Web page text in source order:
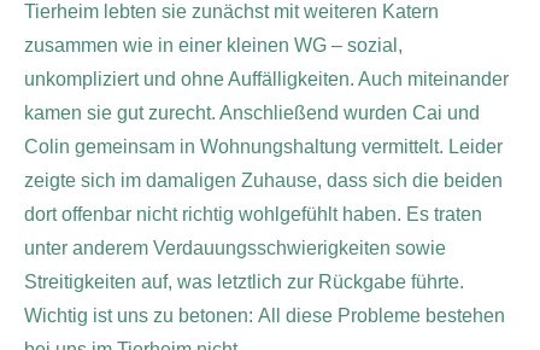
Tierheim lebten sie zunächst mit weiteren Katern
zusammen wie in einer kleinen WG – sozial,
unkompliziert und ohne Auffälligkeiten. Auch miteinander
kamen sie gut zurecht. Anschließend wurden Cai und
Colin gemeinsam in Wohnungshaltung vermittelt. Leider
zeigte sich im damaligen Zuhause, dass sich die beiden
dort offenbar nicht richtig wohlgefühlt haben. Es traten
unter anderem Verdauungsschwierigkeiten sowie
Streitigkeiten auf, was letztlich zur Rückgabe führte.
Wichtig ist uns zu betonen: All diese Probleme bestehen